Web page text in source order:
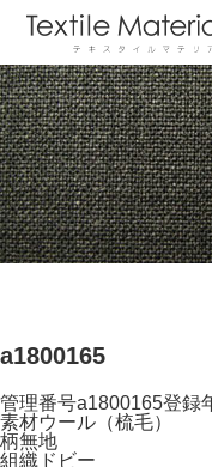
a1800165
管理番号a1800165登録
素材ウール（梳毛）
柄無地
組織 ドビー